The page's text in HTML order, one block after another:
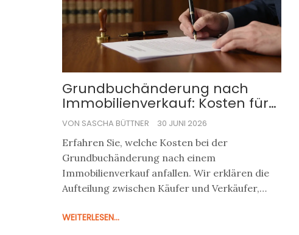
Grundbuchänderung nach
Immobilienverkauf: Kosten für
Eigentümerwechsel im Detail
VON SASCHA BÜTTNER 30 JUNI 2026
Erfahren Sie, welche Kosten bei der
Grundbuchänderung nach einem
Immobilienverkauf anfallen. Wir erklären die
Aufteilung zwischen Käufer und Verkäufer,
auf dem GNotKG und geben Tipps zur
WEITERLESEN...